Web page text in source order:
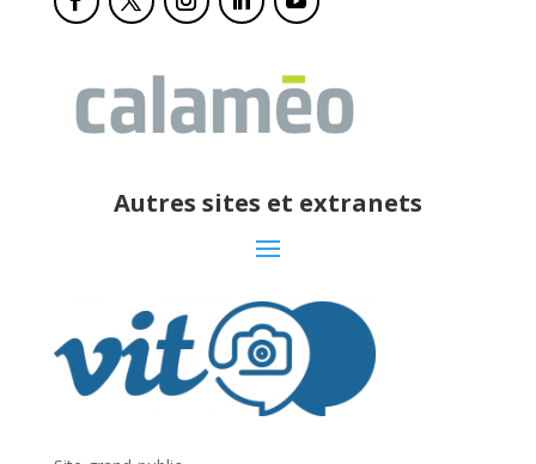
Autres sites et extranets